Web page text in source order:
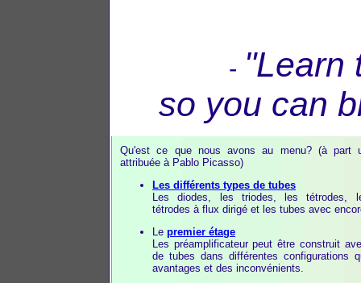
- "Learn
so you can
Qu'est ce que nous avons au menu? (à part
attribuée à Pablo Picasso)
Les différents types de tubes
Les diodes, les triodes, les tétrodes,
tétrodes à flux dirigé et les tubes avec
Le premier étage
Les préamplificateur peut être construit
de tubes dans différentes configurations
avantages et des inconvénients.